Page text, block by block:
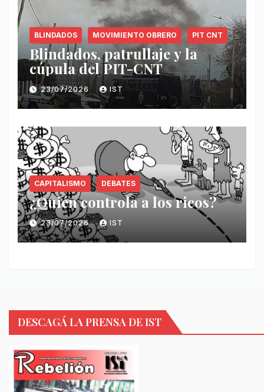
BLINDADOS MOVIMIENTO OBRERO PIT CNT
Blindados, patrullaje y la
cúpula del PIT-CNT
23/07/2026 IST
CAPITALISMO DEBATES
¿Quién controla a los ricos?
23/07/2026 IST
DESCAGÁ LA PRENSA DE IST